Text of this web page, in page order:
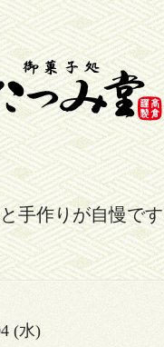
手作りが自慢です
(水)